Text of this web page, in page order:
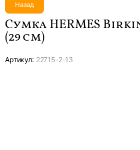
Назад
Сумка HERMES
(29 см)
Артикул: 22715-2-13